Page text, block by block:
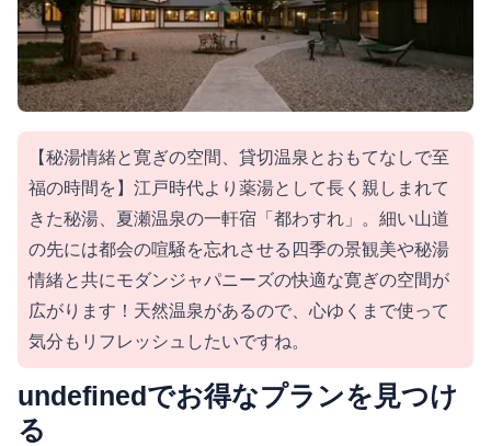
【秘湯情緒と寛ぎの空間、貸切温泉とおもてなしで至
福の時間を】江戸時代より薬湯として長く親しまれて
きた秘湯、夏瀬温泉の一軒宿「都わすれ」。細い山道
の先には都会の喧騒を忘れさせる四季の景観美や秘湯
情緒と共にモダンジャパニーズの快適な寛ぎの空間が
広がります！天然温泉があるので、心ゆくまで使って
気分もリフレッシュしたいですね。
undefinedでお得なプランを見つけ
る